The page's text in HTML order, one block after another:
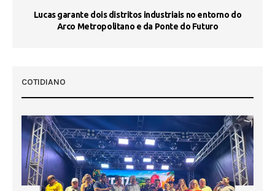
Lucas garante dois distritos industriais no entorno do
Arco Metropolitano e da Ponte do Futuro
COTIDIANO